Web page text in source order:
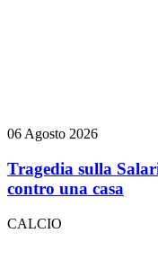
06 Agosto 2026
Tragedia sulla
contro una casa
CALCIO